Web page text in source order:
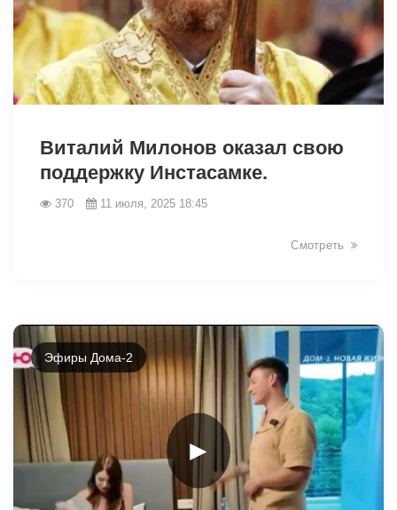
Виталий Милонов оказал свою
поддержку Инстасамке.
370 11 июля, 2025 18:45
Смотреть
►
Эфиры Дома-2